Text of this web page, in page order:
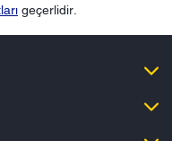
geçerlidir.